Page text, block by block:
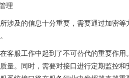
理
及的信息十分重要，需要通过加密等
服工作中起到了不可替代的重要作用
量。同时，需要对接口进行定期监控